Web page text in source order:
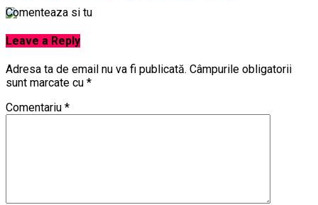
Comenteaza si tu
Leave a Reply
Adresa ta de email nu va fi publicată. Câmpurile obligatorii
sunt marcate cu *
Comentariu *